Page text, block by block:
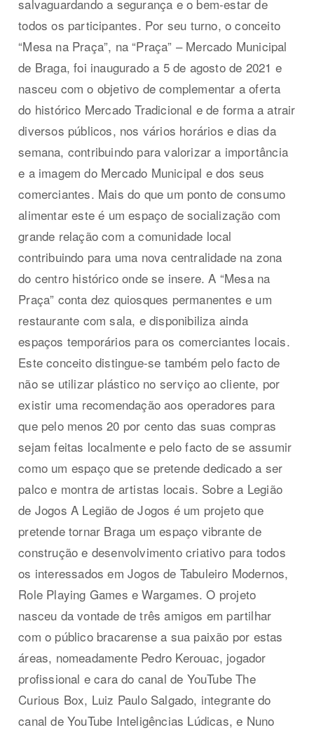
salvaguardando a segurança e o bem-estar de
todos os participantes. Por seu turno, o conceito
“Mesa na Praça”, na “Praça” – Mercado Municipal
de Braga, foi inaugurado a 5 de agosto de 2021 e
nasceu com o objetivo de complementar a oferta
do histórico Mercado Tradicional e de forma a atrair
diversos públicos, nos vários horários e dias da
semana, contribuindo para valorizar a importância
e a imagem do Mercado Municipal e dos seus
comerciantes. Mais do que um ponto de consumo
alimentar este é um espaço de socialização com
grande relação com a comunidade local
contribuindo para uma nova centralidade na zona
do centro histórico onde se insere. A “Mesa na
Praça” conta dez quiosques permanentes e um
restaurante com sala, e disponibiliza ainda
espaços temporários para os comerciantes locais.
Este conceito distingue-se também pelo facto de
não se utilizar plástico no serviço ao cliente, por
existir uma recomendação aos operadores para
que pelo menos 20 por cento das suas compras
sejam feitas localmente e pelo facto de se assumir
como um espaço que se pretende dedicado a ser
palco e montra de artistas locais. Sobre a Legião
de Jogos A Legião de Jogos é um projeto que
pretende tornar Braga um espaço vibrante de
construção e desenvolvimento criativo para todos
os interessados em Jogos de Tabuleiro Modernos,
Role Playing Games e Wargames. O projeto
nasceu da vontade de três amigos em partilhar
com o público bracarense a sua paixão por estas
áreas, nomeadamente Pedro Kerouac, jogador
profissional e cara do canal de YouTube The
Curious Box, Luiz Paulo Salgado, integrante do
canal de YouTube Inteligências Lúdicas, e Nuno